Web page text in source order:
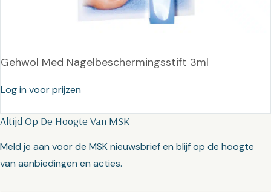
Gehwol Med Nagelbeschermingsstift 3ml
Log in voor prijzen
Altijd Op De Hoogte Van MSK
Meld je aan voor de MSK nieuwsbrief en blijf op de hoogte
van aanbiedingen en acties.